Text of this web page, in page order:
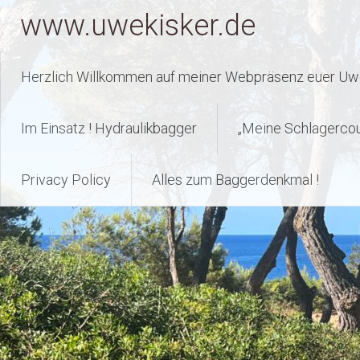
Zum
Inhalt
springen
www.uwekisker.de
Herzlich Willkommen auf meiner Webpräsenz euer
Im Einsatz ! Hydraulikbagger „Meine
Privacy Policy Alles zum Baggerdenkmal !